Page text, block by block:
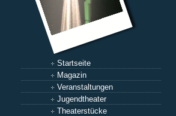
Startseite
Magazin
Veranstaltungen
Jugendtheater
Theaterstücke